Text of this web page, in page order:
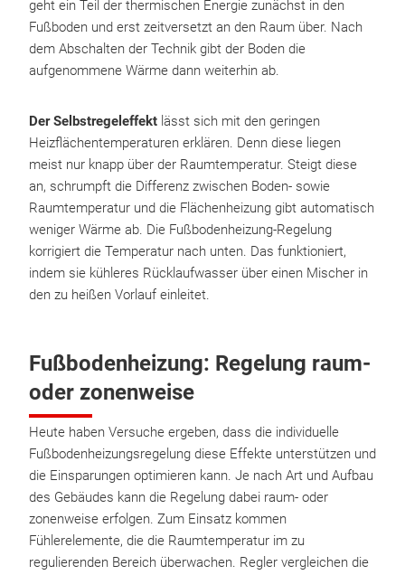
geht ein Teil der thermischen Energie zunächst in den
Fußboden und erst zeitversetzt an den Raum über. Nach
dem Abschalten der Technik gibt der Boden die
aufgenommene Wärme dann weiterhin ab.
Der Selbstregeleffekt lässt sich mit den geringen
Heizflächentemperaturen erklären. Denn diese liegen
meist nur knapp über der Raumtemperatur. Steigt diese
an, schrumpft die Differenz zwischen Boden- sowie
Raumtemperatur und die Flächenheizung gibt automatisch
weniger Wärme ab. Die Fußbodenheizung-Regelung
korrigiert die Temperatur nach unten. Das funktioniert,
indem sie kühleres Rücklaufwasser über einen Mischer in
den zu heißen Vorlauf einleitet.
Fußbodenheizung: Regelung raum-
oder zonenweise
Heute haben Versuche ergeben, dass die individuelle
Fußbodenheizungsregelung diese Effekte unterstützen und
die Einsparungen optimieren kann. Je nach Art und Aufbau
des Gebäudes kann die Regelung dabei raum- oder
zonenweise erfolgen. Zum Einsatz kommen
Fühlerelemente, die die Raumtemperatur im zu
regulierenden Bereich überwachen. Regler vergleichen die